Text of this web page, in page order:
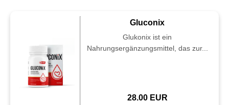
Gluconix
Glukonix ist ein
Nahrungsergänzungsmittel, das zur...
28.00 EUR